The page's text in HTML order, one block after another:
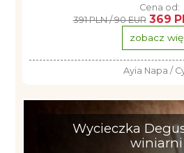
Cena od:
391 PLN / 90 EUR 369
zobacz
Ayia Napa /
Wycieczka
winiarni